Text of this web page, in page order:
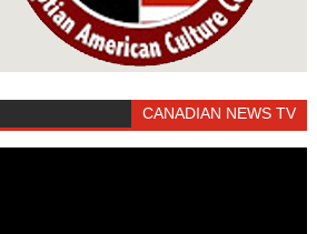
CANADIAN NEWS TV